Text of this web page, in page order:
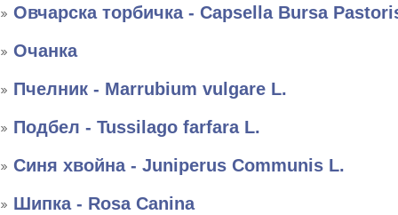
Овчарска торбичка - Capsella Bursa
Очанка
Пчелник - Marrubium vulgare L.
Подбел - Tussilago farfara L.
Синя хвойна - Juniperus Communis L.
Шипка - Rosa Canina